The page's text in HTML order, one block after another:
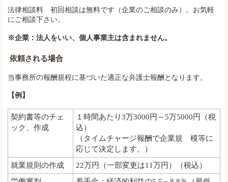
法律相談料 初回相談は無料です（企業のご相談のみ）。お気軽
にご相談下さい。
※企業：法人をいい、個人事業主は含まれません。
依頼される場合
当事務所の報酬規程に基づいた適正な弁護士報酬となります。
【例】
契約書等のチェ
ック、作成
１時間あたり3万3000円～5万5000円（税
込）
（タイムチャージ報酬で企業規 模等に
応じて決定します。）
就業規則の作成
22万円（一部変更は11万円）（税込）